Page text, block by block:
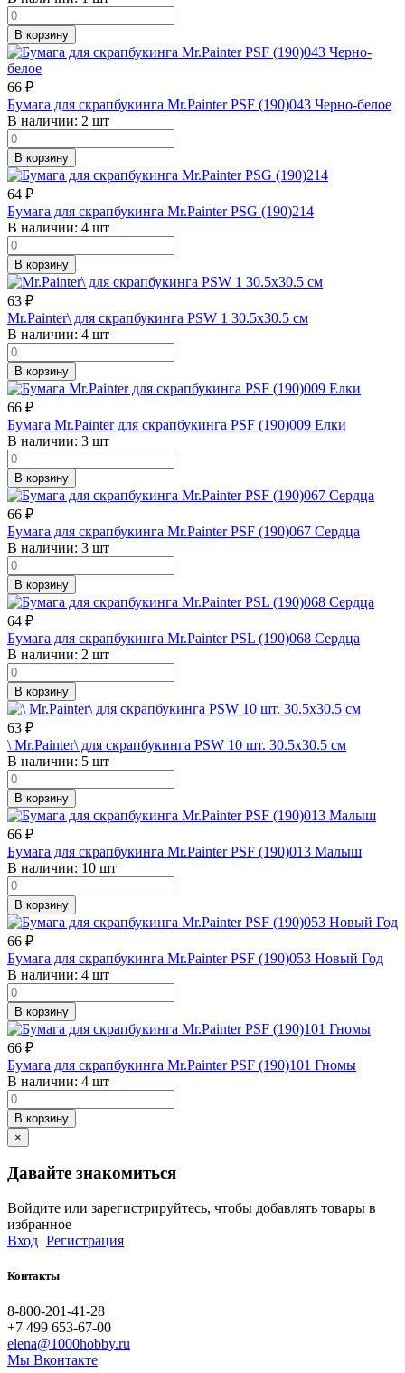
В корзину
66 ₽
Бумага для скрапбукинга Mr.Painter PSF (190)043 Черно-белое
В наличии: 2 шт
В корзину
64 ₽
Бумага для скрапбукинга Mr.Painter PSG (190)214
В наличии: 4 шт
В корзину
63 ₽
Mr.Painter\ для скрапбукинга PSW 1 30.5х30.5 см
В наличии: 4 шт
В корзину
66 ₽
Бумага Mr.Painter для скрапбукинга PSF (190)009 Елки
В наличии: 3 шт
В корзину
66 ₽
Бумага для скрапбукинга Mr.Painter PSF (190)067 Сердца
В наличии: 3 шт
В корзину
64 ₽
Бумага для скрапбукинга Mr.Painter PSL (190)068 Сердца
В наличии: 2 шт
В корзину
63 ₽
\ Mr.Painter\ для скрапбукинга PSW 10 шт. 30.5х30.5 см
В наличии: 5 шт
В корзину
66 ₽
Бумага для скрапбукинга Mr.Painter PSF (190)013 Малыш
В наличии: 10 шт
В корзину
66 ₽
Бумага для скрапбукинга Mr.Painter PSF (190)053 Новый Год
В наличии: 4 шт
В корзину
66 ₽
Бумага для скрапбукинга Mr.Painter PSF (190)101 Гномы
В наличии: 4 шт
В корзину
×
Давайте знакомиться
Войдите или зарегистрируйтесь, чтобы добавлять товары в
избранное
Вход Регистрация
Контакты
8-800-201-41-28
+7 499 653-67-00
elena@1000hobby.ru
Мы Вконтакте